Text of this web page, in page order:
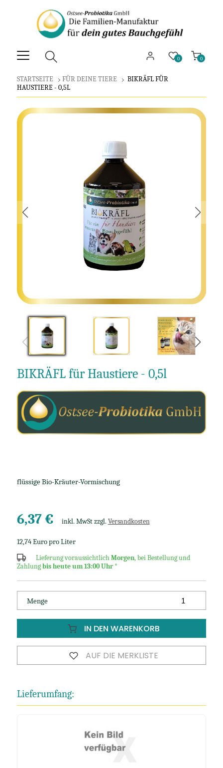
0
0
STARTSEITE FÜR DEINE TIERE
BIKRÄFL FÜR
HAUSTIERE - 0,5L
BIKRÄFL für Haustiere - 0,5l
flüssige Bio-Kräuter-Vormischung
6,37 € inkl. MwSt zzgl. Versandkosten
12,74 Euro pro Liter
Lieferung voraussichtlichMorgen, bei Bestellung und
Zahlungbis heute um 13:00 Uhr *
Menge
IN DEN WARENKORB
AUF DIE MERKLISTE
Lieferumfang: